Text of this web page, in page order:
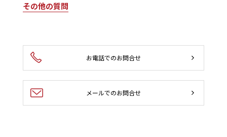
その他の質問
お電話でのお問合せ
メールでのお問合せ